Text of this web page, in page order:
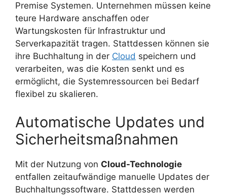
Premise Systemen. Unternehmen müssen keine
teure Hardware anschaffen oder
Wartungskosten für Infrastruktur und
Serverkapazität tragen. Stattdessen können sie
ihre Buchhaltung in der Cloud speichern und
verarbeiten, was die Kosten senkt und es
ermöglicht, die Systemressourcen bei Bedarf
flexibel zu skalieren.
Automatische Updates und
Sicherheitsmaßnahmen
Mit der Nutzung von Cloud-Technologie
entfallen zeitaufwändige manuelle Updates der
Buchhaltungssoftware. Stattdessen werden